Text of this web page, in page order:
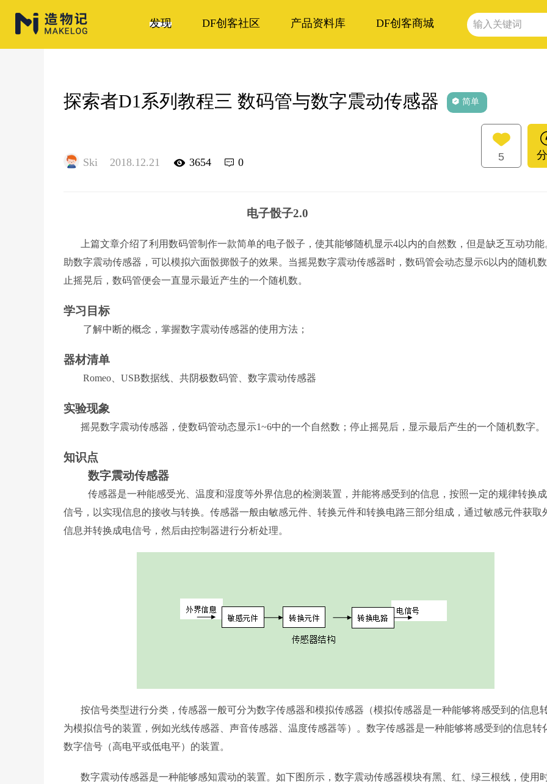
发现 DF创客社区 产品资料库 DF创客商城
探索者D1系列教程三 数码管与数字震动传感器 简单
Ski 2018.12.21 3654 0 5
电子骰子2.0
上篇文章介绍了利用数码管制作一款简单的电子骰子，使其能够随机显示4以内的自然数，但是缺乏互动功能
助数字震动传感器，可以模拟六面骰掷骰子的效果。当摇晃数字震动传感器时，数码管会动态显示6以内的随机
止摇晃后，数码管便会一直显示最近产生的一个随机数。
学习目标
了解中断的概念，掌握数字震动传感器的使用方法；
器材清单
Romeo、USB数据线、共阴极数码管、数字震动传感器
实验现象
摇晃数字震动传感器，使数码管动态显示1~6中的一个自然数；停止摇晃后，显示最后产生的一个随机数字。
知识点
数字震动传感器
传感器是一种能感受光、温度和湿度等外界信息的检测装置，并能将感受到的信息，按照一定的规律转换
信号，以实现信息的接收与转换。传感器一般由敏感元件、转换元件和转换电路三部分组成，通过敏感元件获取
信息并转换成电信号，然后由控制器进行分析处理。
按信号类型进行分类，传感器一般可分为数字传感器和模拟传感器（模拟传感器是一种能够将感受到的信息
为模拟信号的装置，例如光线传感器、声音传感器、温度传感器等）。数字传感器是一种能够将感受到的信息转
数字信号（高电平或低电平）的装置。
数字震动传感器是一种能够感知震动的装置。如下图所示，数字震动传感器模块有黑、红、绿三根线，使用